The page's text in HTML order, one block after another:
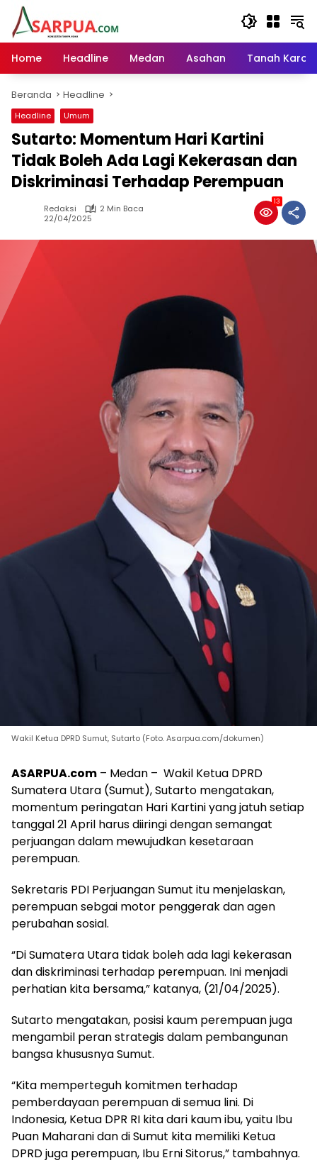
Langsung
konten
Home
Headline Medan Asahan Tanah Karo
Beranda Headline
Headline Umum
Sutarto: Momentum Hari Kartini
Tidak Boleh Ada Lagi Kekerasan dan
Diskriminasi Terhadap Perempuan
Redaksi
2 Min Baca
22/04/2025
13
Wakil Ketua DPRD Sumut, Sutarto (Foto. Asarpua.com/dokumen)
ASARPUA.com – Medan – Wakil Ketua DPRD
Sumatera Utara (Sumut), Sutarto mengatakan,
momentum peringatan Hari Kartini yang jatuh setiap
tanggal 21 April harus diiringi dengan semangat
perjuangan dalam mewujudkan kesetaraan
perempuan.
Sekretaris PDI Perjuangan Sumut itu menjelaskan,
perempuan sebgai motor penggerak dan agen
perubahan sosial.
“Di Sumatera Utara tidak boleh ada lagi kekerasan
dan diskriminasi terhadap perempuan. Ini menjadi
perhatian kita bersama,” katanya, (21/04/2025).
Sutarto mengatakan, posisi kaum perempuan juga
mengambil peran strategis dalam pembangunan
bangsa khususnya Sumut.
“Kita memperteguh komitmen terhadap
pemberdayaan perempuan di semua lini. Di
Indonesia, Ketua DPR RI kita dari kaum ibu, yaitu Ibu
Puan Maharani dan di Sumut kita memiliki Ketua
DPRD juga perempuan, Ibu Erni Sitorus,” tambahnya.